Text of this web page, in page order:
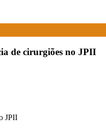
de cirurgiões no JPII